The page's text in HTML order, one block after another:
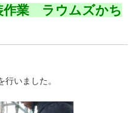
業 ラウムズかち
いました。